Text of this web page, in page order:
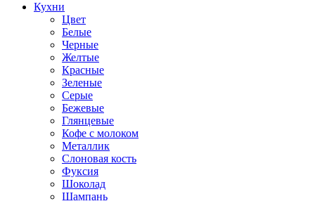
Кухни
Цвет
Белые
Черные
Желтые
Красные
Зеленые
Серые
Бежевые
Глянцевые
Кофе с молоком
Металлик
Слоновая кость
Фуксия
Шоколад
Шампань